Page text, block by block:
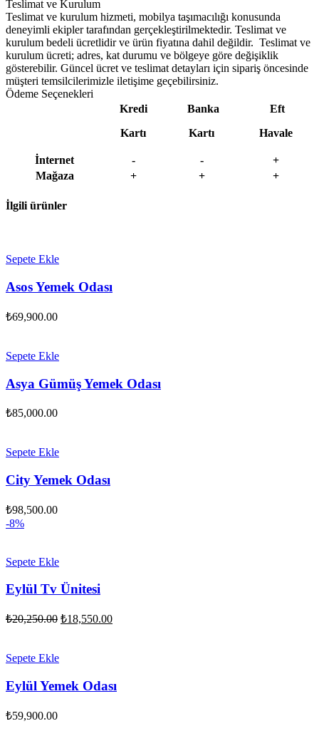
Teslimat ve Kurulum
Teslimat ve kurulum hizmeti, mobilya taşımacılığı konusunda
deneyimli ekipler tarafından gerçekleştirilmektedir. Teslimat ve
kurulum bedeli ücretlidir ve ürün fiyatına dahil değildir. ‎ Teslimat ve
kurulum ücreti; adres, kat durumu ve bölgeye göre değişiklik
gösterebilir. Güncel ücret ve teslimat detayları için sipariş öncesinde
müşteri temsilcilerimizle iletişime geçebilirsiniz.
Ödeme Seçenekleri
Kredi
Kartı
Banka
Kartı
Eft
Havale
İnternet - -
+
Mağaza
+ + +
İlgili ürünler
Sepete Ekle
Asos Yemek Odası
₺69,900.00
Sepete Ekle
Asya Gümüş Yemek Odası
₺85,000.00
Sepete Ekle
City Yemek Odası
₺98,500.00
-8%
Sepete Ekle
Eylül Tv Ünitesi
₺20,250.00 Orijinal
₺18,550.00Şu
Sepete Ekle
Eylül Yemek Odası
₺59,900.00